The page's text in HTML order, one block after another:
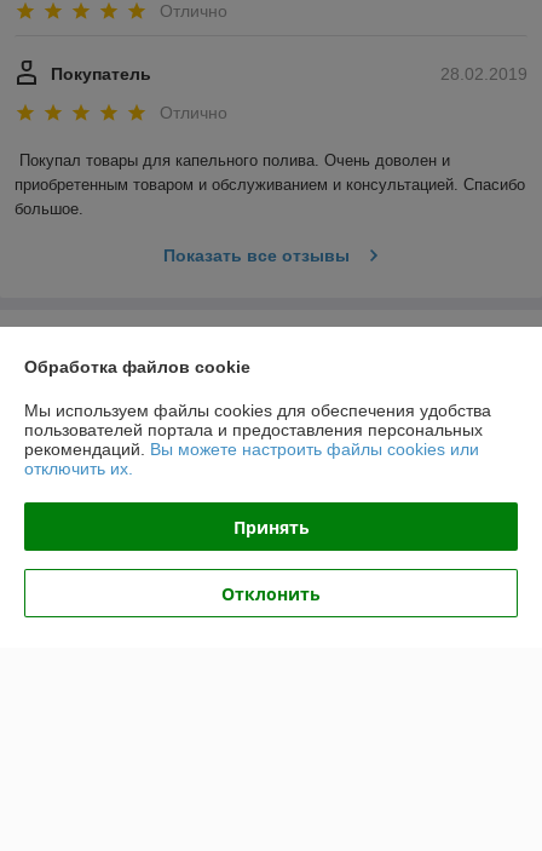
Отлично
28.02.2019
Покупатель
Отлично
Покупал товары для капельного полива. Очень доволен и
приобретенным товаром и обслуживанием и консультацией. Спасибо
большое.
Показать все отзывы
Доставка и оплата
График работы
Полная версия сайта
Политика обработки cookies
Обработка файлов cookie
Мы используем файлы cookies для обеспечения удобства
пользователей портала и предоставления персональных
рекомендаций. Вы можете настроить файлы cookies или
отключить их.
Принять
Отклонить